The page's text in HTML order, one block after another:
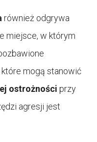
również odgrywa
miejsce, w którym
mogą stanowić
ostrożności przy
agresji jest